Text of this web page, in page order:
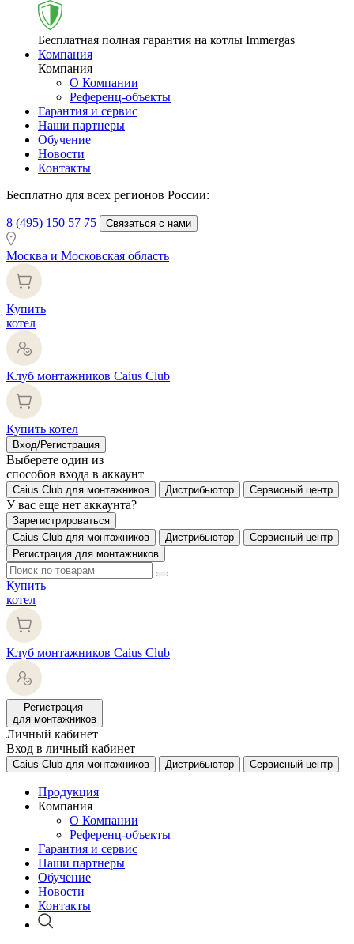
Бесплатная полная гарантия на котлы Immergas
Компания
Компания
О Компании
Референц-объекты
Гарантия и сервис
Наши партнеры
Обучение
Новости
Контакты
Бесплатно для всех регионов России:
8 (495) 150 57 75 Связаться с нами
Москва и Московская область
Купить
котел
Клуб монтажников Caius Club
Купить котел
Вход/Регистрация
Выберете один из
способов входа в аккаунт
Caius Club для монтажников Дистрибьютор Сервисный центр
У вас еще нет аккаунта?
Зарегистрироваться
Caius Club для монтажников
Дистрибьютор
Сервисный центр
Регистрация для монтажников
Купить
котел
Клуб монтажников Caius Club
Регистрация
для монтажников
Личный кабинет
Вход в личный кабинет
Caius Club для монтажников Дистрибьютор Сервисный центр
Продукция
Компания
О Компании
Референц-объекты
Гарантия и сервис
Наши партнеры
Обучение
Новости
Контакты